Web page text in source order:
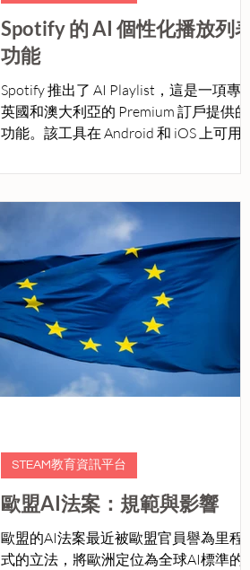
Spotify 的 AI 個性化播放列表
功能
Spotify 推出了 AI Playlist，這是一項專為
英國和澳大利亞的 Premium 訂戶提供的
功能。該工具在 Android 和 iOS 上可用，
歐盟AI法案：規範與影響
歐盟的AI法案最近被歐盟官員譽為里程碑
式的立法，將歐洲定位為全球AI標準的領
STEAM教育資訊平台